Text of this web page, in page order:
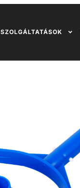
SZOLGÁLTATÁSOK